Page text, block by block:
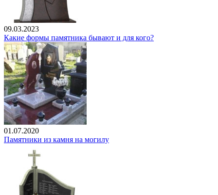
09.03.2023
Какие формы памятника бывают и для кого?
01.07.2020
Памятники из камня на могилу